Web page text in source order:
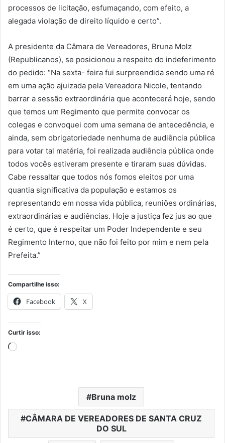
processos de licitação, esfumaçando, com efeito, a
alegada violação de direito líquido e certo”.
A presidente da Câmara de Vereadores, Bruna Molz
(Republicanos), se posicionou a respeito do indeferimento
do pedido: “Na sexta- feira fui surpreendida sendo uma ré
em uma ação ajuizada pela Vereadora Nicole, tentando
barrar a sessão extraordinária que acontecerá hoje, sendo
que temos um Regimento que permite convocar os
colegas e convoquei com uma semana de antecedência, e
ainda, sem obrigatoriedade nenhuma de audiência pública
para votar tal matéria, foi realizada audiência pública onde
todos vocês estiveram presente e tiraram suas dúvidas.
Cabe ressaltar que todos nós fomos eleitos por uma
quantia significativa da população e estamos os
representando em nossa vida pública, reuniões ordinárias,
extraordinárias e audiências. Hoje a justiça fez jus ao que
é certo, que é respeitar um Poder Independente e seu
Regimento Interno, que não foi feito por mim e nem pela
Prefeita.”
Compartilhe isso:
Facebook X
Curtir isso:
Carregando...
Bruna molz
CÂMARA DE VEREADORES DE SANTA CRUZ
DO SUL